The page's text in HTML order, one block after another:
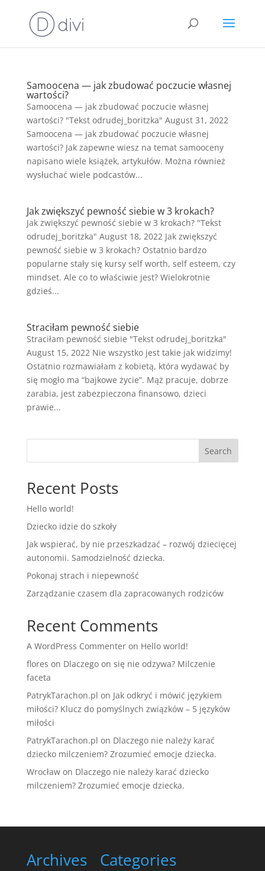
Samoocena — jak zbudować poczucie własnej
wartości?
Samoocena — jak zbudować poczucie własnej
wartości? "Tekst odrudej_boritzka" August 31, 2022
Samoocena — jak zbudować poczucie własnej
wartości? Jak zapewne wiesz na temat samooceny
napisano wiele książek, artykułów. Można również
wysłuchać wiele podcastów...
Jak zwiększyć pewność siebie w 3 krokach?
Jak zwiększyć pewność siebie w 3 krokach? "Tekst
odrudej_boritzka" August 18, 2022 Jak zwiększyć
pewność siebie w 3 krokach? Ostatnio bardzo
popularne stały się kursy self worth, self esteem, czy
mindset. Ale co to właściwie jest? Wielokrotnie
gdzieś...
Straciłam pewność siebie
Straciłam pewność siebie "Tekst odrudej_boritzka"
August 15, 2022 Nie wszystko jest takie jak widzimy!
Ostatnio rozmawiałam z kobietą, która wydawać by
się mogło ma “bajkowe życie”. Mąż pracuje, dobrze
zarabia, jest zabezpieczona finansowo, dzieci
prawie...
Search
Recent Posts
Hello world!
Dziecko idzie do szkoły
Jak wspierać, by nie przeszkadzać – rozwój dziecięcej
autonomii. Samodzielność dziecka.
Pokonaj strach i niepewność
Zarządzanie czasem dla zapracowanych rodziców
Recent Comments
A WordPress Commenteron Hello world!
flores on Dlaczego on się nie odzywa? Milczenie
faceta
PatrykTarachon.pl on Jak odkryć i mówić językiem
miłości? Klucz do pomyślnych związków – 5 języków
miłości
PatrykTarachon.pl on Dlaczego nie należy karać
dziecko milczeniem? Zrozumieć emocje dziecka.
Wrocławon Dlaczego nie należy karać dziecko
milczeniem? Zrozumieć emocje dziecka.
Archives Categories